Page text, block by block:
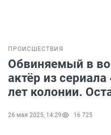
ПРОИСШЕСТВИЯ
Обвиняемый в
актёр из
лет колонии.
26 мая 2025, 14:29 16 725